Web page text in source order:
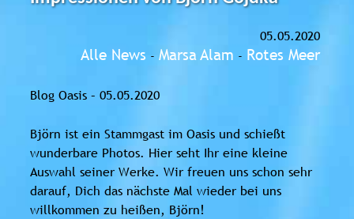
05.05.2020
Alle News - Marsa Alam - Rotes Meer
Blog Oasis – 05.05.2020
Björn ist ein Stammgast im Oasis und schießt
wunderbare Photos. Hier seht Ihr eine kleine
Auswahl seiner Werke. Wir freuen uns schon sehr
darauf, Dich das nächste Mal wieder bei uns
willkommen zu heißen, Björn!